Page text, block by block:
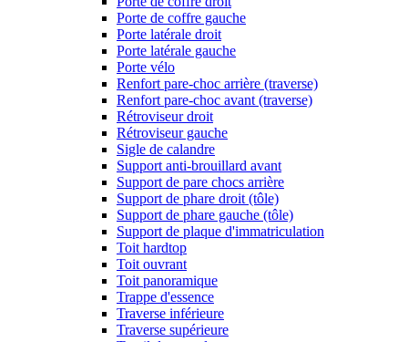
Porte de coffre gauche
Porte latérale droit
Porte latérale gauche
Porte vélo
Renfort pare-choc arrière (traverse)
Renfort pare-choc avant (traverse)
Rétroviseur droit
Rétroviseur gauche
Sigle de calandre
Support anti-brouillard avant
Support de pare chocs arrière
Support de phare droit (tôle)
Support de phare gauche (tôle)
Support de plaque d'immatriculation
Toit hardtop
Toit ouvrant
Toit panoramique
Trappe d'essence
Traverse inférieure
Traverse supérieure